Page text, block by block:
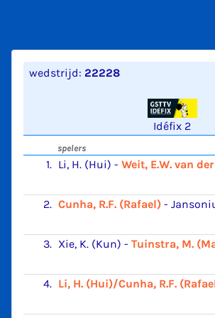
wedstrijd: 22228
Idéfix 2
spelers
1. Li, H. (Hui) - Weit, E.W. van
2. Cunha, R.F. (Rafael) -
3. Xie, K. (Kun) - Tuinstra, M.
4. Li, H. (Hui)/Cunha, R.F.